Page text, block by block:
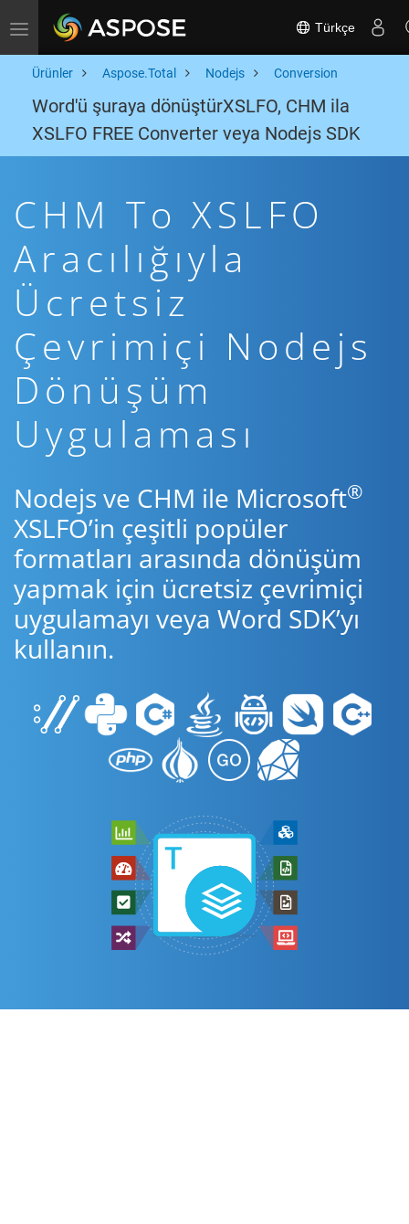
Toggle navigation Türkçe
Ürünler Aspose.Total Nodejs Conversion
Word'ü şuraya dönüştürXSLFO, CHM ila
XSLFO FREE Converter veya Nodejs SDK
CHM To XSLFO
Aracılığıyla
Ücretsiz
Çevrimiçi Nodejs
Dönüşüm
Uygulaması
Nodejs ve CHM ile Microsoft®
XSLFO’in çeşitli popüler
formatları arasında dönüşüm
yapmak için ücretsiz çevrimiçi
uygulamayı veya Word SDK’yı
kullanın.